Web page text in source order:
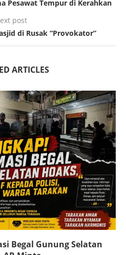
Pesawat Tempur di Kerahkan
post
di Rusak “Provokator”
ARTICLES
Begal Gunung Selatan